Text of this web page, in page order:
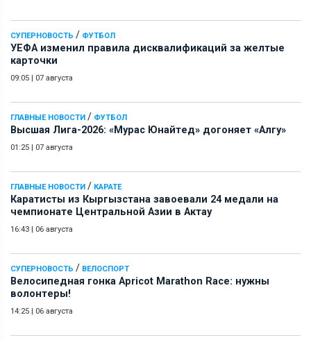
СУПЕРНОВОСТЬ / ФУТБОЛ
УЕФА изменил правила дисквалификаций за желтые
карточки
09:05 | 07 августа
ГЛАВНЫЕ НОВОСТИ / ФУТБОЛ
Высшая Лига-2026: «Мурас Юнайтед» догоняет «Алгу»
01:25 | 07 августа
ГЛАВНЫЕ НОВОСТИ / КАРАТЕ
Каратисты из Кыргызстана завоевали 24 медали на
чемпионате Центральной Азии в Актау
16:43 | 06 августа
СУПЕРНОВОСТЬ / ВЕЛОСПОРТ
Велосипедная гонка Apricot Marathon Race: нужны
волонтеры!
14:25 | 06 августа